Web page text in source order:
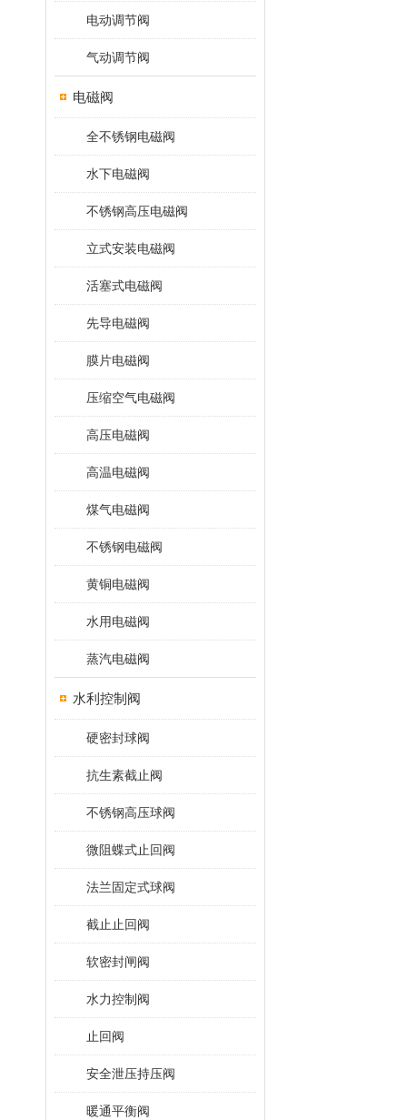
电动调节阀
气动调节阀
电磁阀
全不锈钢电磁阀
水下电磁阀
不锈钢高压电磁阀
立式安装电磁阀
活塞式电磁阀
先导电磁阀
膜片电磁阀
压缩空气电磁阀
高压电磁阀
高温电磁阀
煤气电磁阀
不锈钢电磁阀
黄铜电磁阀
水用电磁阀
蒸汽电磁阀
水利控制阀
硬密封球阀
抗生素截止阀
不锈钢高压球阀
微阻蝶式止回阀
法兰固定式球阀
截止止回阀
软密封闸阀
水力控制阀
止回阀
安全泄压持压阀
暖通平衡阀